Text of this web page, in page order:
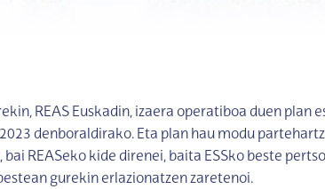
REAS Euskadin, izaera operatiboa duen plan
denboraldirako. Eta plan hau modu
bai REASeko kide direnei, baita ESSko beste
gurekin erlazionatzen zaretenoi.